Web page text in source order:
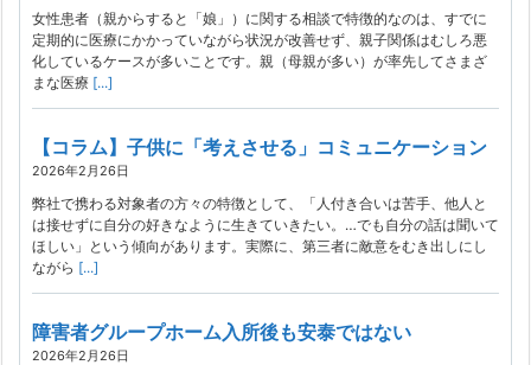
女性患者（親からすると「娘」）に関する相談で特徴的なのは、すでに
定期的に医療にかかっていながら状況が改善せず、親子関係はむしろ悪
化しているケースが多いことです。親（母親が多い）が率先してさまざ
まな医療 [...]
【コラム】子供に「考えさせる」コミュニケーション
2026年2月26日
弊社で携わる対象者の方々の特徴として、「人付き合いは苦手、他人と
は接せずに自分の好きなように生きていきたい。…でも自分の話は聞いて
ほしい」という傾向があります。実際に、第三者に敵意をむき出しにし
ながら [...]
障害者グループホーム入所後も安泰ではない
2026年2月26日